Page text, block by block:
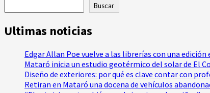
Buscar
Ultimas noticias
Edgar Allan Poe vuelve a las librerías con una
Mataró inicia un estudio geotérmico del solar de El
Diseño de exteriores: por qué es clave contar con
Retiran en Mataró una docena de vehículos